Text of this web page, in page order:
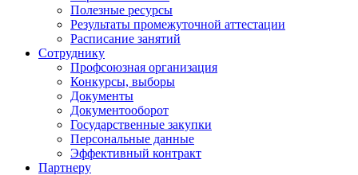
Полезные ресурсы
Результаты промежуточной аттестации
Расписание занятий
Сотруднику
Профсоюзная организация
Конкурсы, выборы
Документы
Документооборот
Государственные закупки
Персональные данные
Эффективный контракт
Партнеру